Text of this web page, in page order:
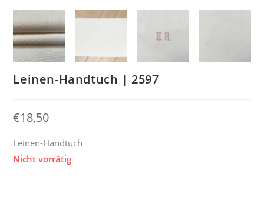
Leinen-Handtuch | 2597
€18,50
Leinen-Handtuch
Nicht vorrätig